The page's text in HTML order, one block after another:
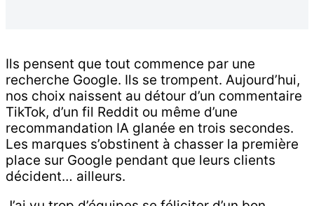
Ils pensent que tout commence par une
recherche Google. Ils se trompent. Aujourd’hui,
nos choix naissent au détour d’un commentaire
TikTok, d’un fil Reddit ou même d’une
recommandation IA glanée en trois secondes.
Les marques s’obstinent à chasser la première
place sur Google pendant que leurs clients
décident… ailleurs.